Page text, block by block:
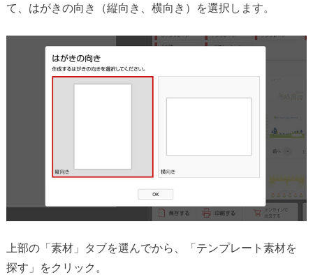
て、はがきの向き（縦向き、横向き）を選択します。
上部の「素材」タブを選んでから、「テンプレート素材を
探す」をクリック。